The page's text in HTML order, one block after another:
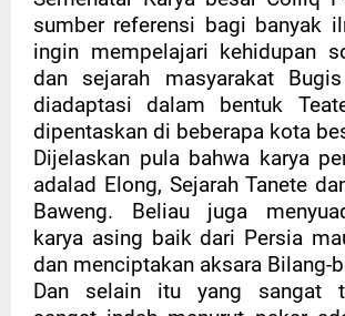
sumber referensi bagi banyak
ingin mempelajari kehidupan
dan sejarah masyarakat
diadaptasi dalam bentuk
dipentaskan di beberapa kota
Dijelaskan pula bahwa karya
adalad Elong, Sejarah Tanete
Baweng. Beliau juga
karya asing baik dari Persia
dan menciptakan aksara Bilang-
Dan selain itu yang sangat